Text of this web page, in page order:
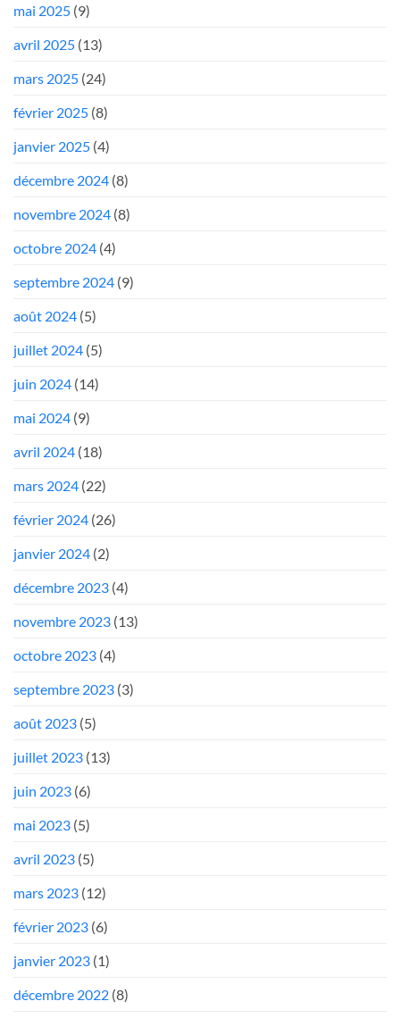
mai 2025 (9)
avril 2025 (13)
mars 2025 (24)
février 2025 (8)
janvier 2025 (4)
décembre 2024 (8)
novembre 2024 (8)
octobre 2024 (4)
septembre 2024 (9)
août 2024 (5)
juillet 2024 (5)
juin 2024 (14)
mai 2024 (9)
avril 2024 (18)
mars 2024 (22)
février 2024 (26)
janvier 2024 (2)
décembre 2023 (4)
novembre 2023 (13)
octobre 2023 (4)
septembre 2023 (3)
août 2023 (5)
juillet 2023 (13)
juin 2023 (6)
mai 2023 (5)
avril 2023 (5)
mars 2023 (12)
février 2023 (6)
janvier 2023 (1)
décembre 2022 (8)